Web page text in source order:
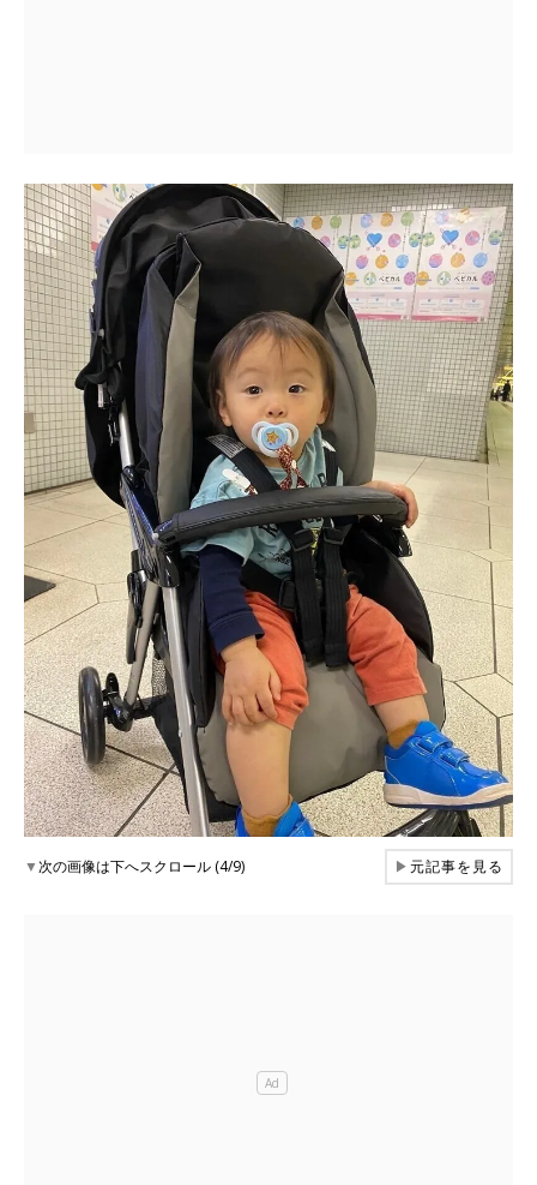
▼次の画像は下へスクロール (4/9) ▶元記事を見る